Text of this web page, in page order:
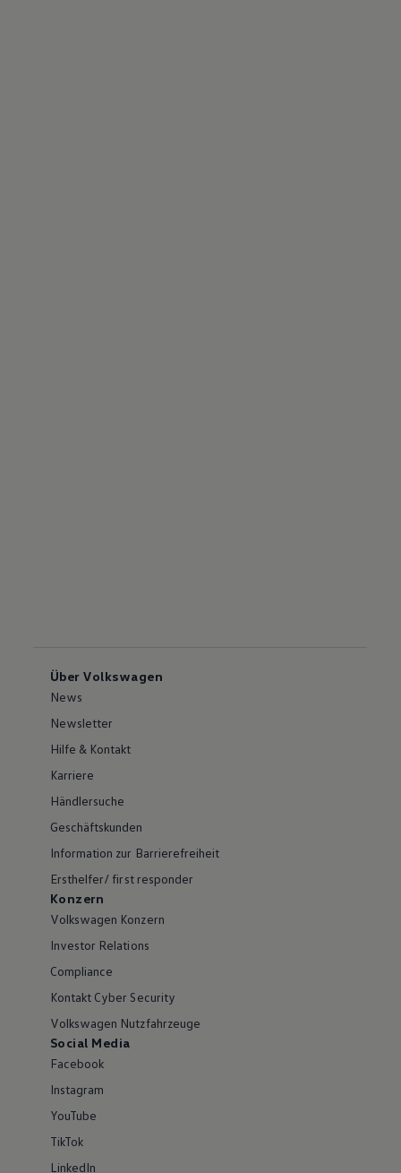
Über Volkswagen
News
Newsletter
Hilfe & Kontakt
Karriere
Händlersuche
Geschäftskunden
Information zur Barrierefreiheit
Ersthelfer/ first responder
Konzern
Volkswagen Konzern
Investor Relations
Compliance
Kontakt Cyber Security
Volkswagen Nutzfahrzeuge
Social Media
Facebook
Instagram
YouTube
TikTok
LinkedIn